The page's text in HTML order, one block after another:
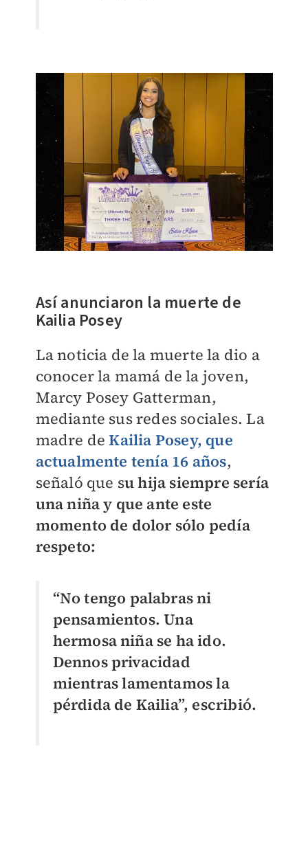
Así anunciaron la muerte de
Kailia Posey
La noticia de la muerte la dio a
conocer la mamá de la joven,
Marcy Posey Gatterman,
mediante sus redes sociales. La
madre deKailia Posey, que
actualmente tenía 16 años,
señaló que su hija siempre sería
una niña y que ante este
momento de dolor sólo pedía
respeto:
“No tengo palabras ni
pensamientos. Una
hermosa niña se ha ido.
Dennos privacidad
mientras lamentamos la
pérdida de Kailia”, escribió.